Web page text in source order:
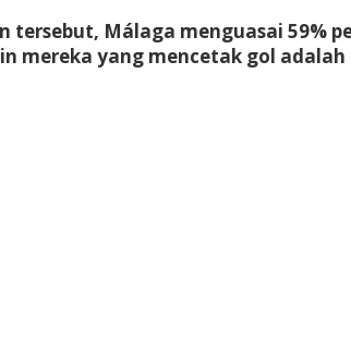
tersebut, Málaga menguasai 59%
mereka yang mencetak gol adalah